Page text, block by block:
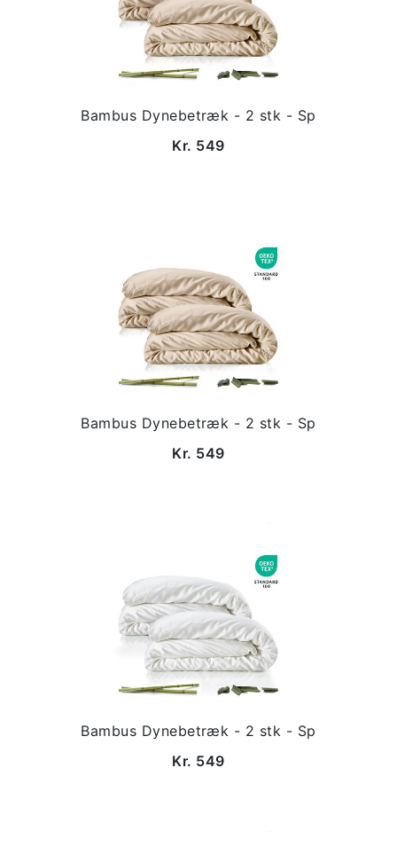
Bambus Dynebetræk - 2 stk - Sp
Kr. 549
Bambus Dynebetræk - 2 stk - Sp
Kr. 549
Bambus Dynebetræk - 2 stk - Sp
Kr. 549